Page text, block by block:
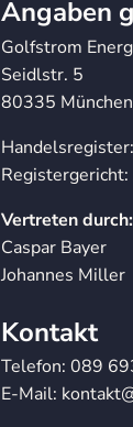
Angaben
Golfstrom
Seidlstr. 5
80335 München
Vertreten durch:
Caspar Bayer
Johannes Miller
Kontakt
Telefon: 089
E-Mail: